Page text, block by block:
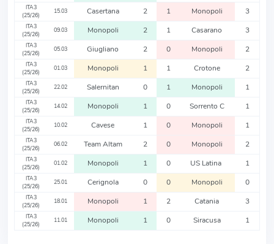
ITA3
(25/26)
15.03 Casertana 2 1 Monopoli 3
ITA3
(25/26)
09.03 Monopoli 2 1 Casarano 3
ITA3
(25/26)
05.03 Giugliano 2 0 Monopoli 2
ITA3
(25/26)
01.03 Monopoli 1 1 Crotone 2
ITA3
(25/26)
22.02 Salernitan 0 1 Monopoli 1
ITA3
(25/26)
14.02 Monopoli 1 0 Sorrento C 1
ITA3
(25/26)
10.02 Cavese 1 0 Monopoli 1
ITA3
(25/26)
06.02 Team Altam 2 0 Monopoli 2
ITA3
(25/26)
01.02 Monopoli 1 0 US Latina 1
ITA3
(25/26)
25.01 Cerignola 0 0 Monopoli 0
ITA3
(25/26)
18.01 Monopoli 1 2 Catania 3
ITA3
(25/26)
11.01 Monopoli 1 0 Siracusa 1